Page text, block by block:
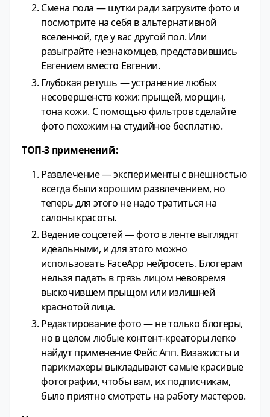
Смена пола — шутки ради загрузите фото и
посмотрите на себя в альтернативной
вселенной, где у вас другой пол. Или
разыграйте незнакомцев, представившись
Евгением вместо Евгении.
Глубокая ретушь — устранение любых
несовершенств кожи: прыщей, морщин,
тона кожи. С помощью фильтров сделайте
фото похожим на студийное бесплатно.
ТОП-3 применений:
Развлечение — эксперименты с внешностью
всегда были хорошим развлечением, но
теперь для этого не надо тратиться на
салоны красоты.
Ведение соцсетей — фото в ленте выглядят
идеальными, и для этого можно
использовать FaceApp нейросеть. Блогерам
нельзя падать в грязь лицом невовремя
выскочившем прыщом или излишней
краснотой лица.
Редактирование фото — не только блогеры,
но в целом любые контент-креаторы легко
найдут применение Фейс Апп. Визажисты и
парикмахеры выкладывают самые красивые
фотографии, чтобы вам, их подписчикам,
было приятно смотреть на работу мастеров.